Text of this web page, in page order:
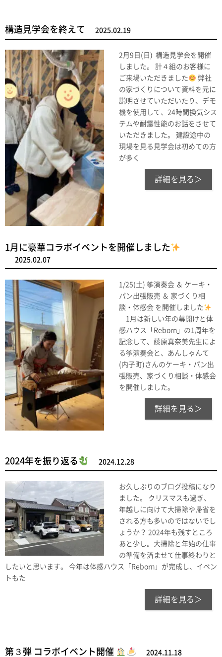
構造見学会を終えて 2025.02.19
2月9日(日) 構造見学会を開催
しました。 計４組のお客様に
ご来場いただきました
弊社
の家づくりについて資料を元に
説明させていただいたり、デモ
機を使用して、24時間換気シス
テムや耐震性能のお話をさせて
いただきました。 建設途中の
現場を見る見学会は初めての方
が多く
詳細を見る＞
1月に豪華コラボイベントを開催しました
2025.02.07
1/25(土) 筝演奏会 ＆ ケーキ・
パン出張販売 ＆ 家づくり相
談・体感会 を開催しました
1月は新しい年の幕開けと体
感ハウス「Reborn」の1周年を
記念して、藤原真奈美先生によ
る筝演奏会と、あんしゃんて
(内子町)さんのケーキ・パン出
張販売、家づくり相談・体感会
を開催しました。
詳細を見る＞
2024年を振り返る 2024.12.28
お久しぶりのブログ投稿になり
ました。 クリスマスも過ぎ、
年越しに向けて大掃除や帰省を
される方も多いのではないでし
ょうか？ 2024年も残すところ
あと少し。大掃除と年始の仕事
の準備を済ませて仕事終わりと
したいと思います。 今年は体感ハウス「Reborn」が完成し、イベン
トもた
詳細を見る＞
第３弾 コラボイベント開催 2024.11.18